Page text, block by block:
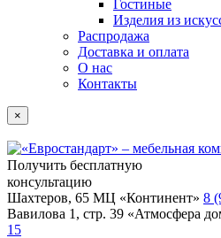
Гостиные
Изделия из
Распродажа
Доставка и оплата
О нас
Контакты
×
Получить бесплатную
консультацию
Шахтеров, 65 МЦ «Континент» 8
Вавилова 1, стр. 39 «Атмосфера
15